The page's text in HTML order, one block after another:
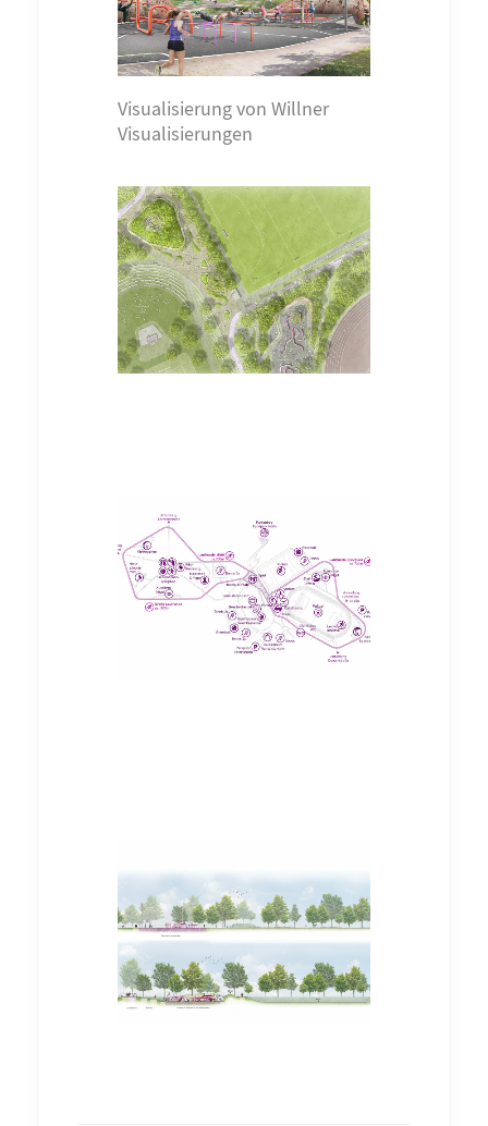
Visualisierung von Willner
Visualisierungen